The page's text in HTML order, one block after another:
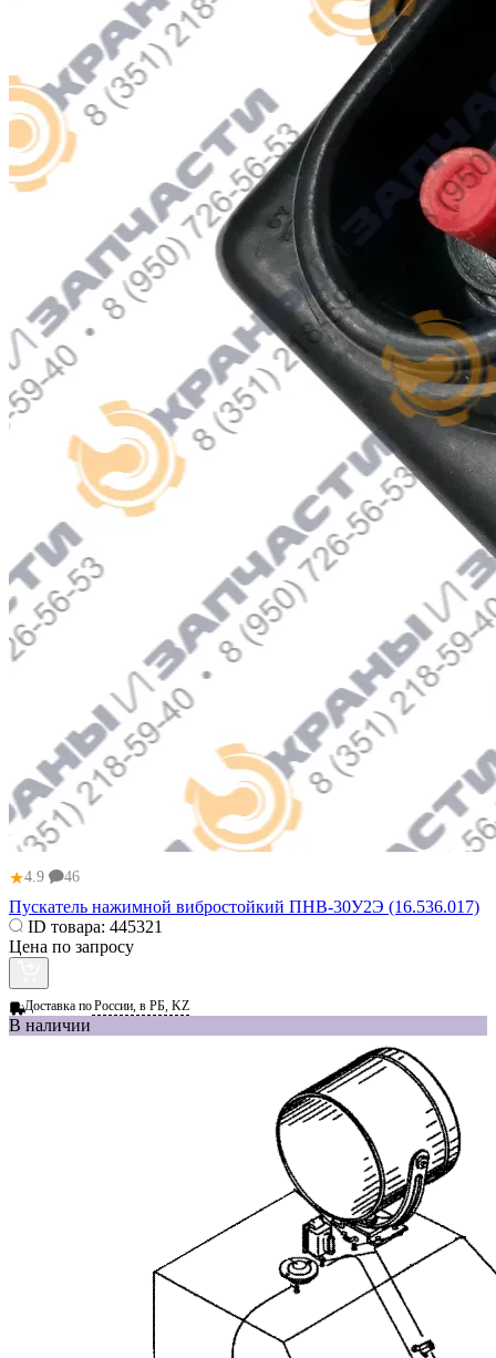
★4.9 46
Пускатель нажимной вибростойкий ПНВ-30У2Э (16.536.017)
ID товара: 445321
Цена по запросу
Доставка поРоссии, в РБ, KZ
В наличии